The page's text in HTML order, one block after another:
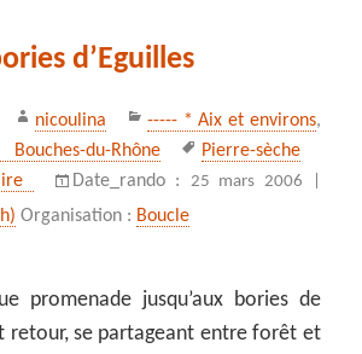
d’Eguilles
Auteur
nicoulina Catégories
----- * Aix et environs,
du-Rhône
Mots-
clés
Pierre-sèche
sur Les bories d’Eguilles
Date_rando : 25 mars 2006 |
Organisation : Boucle
promenade jusqu’aux bories de
retour, se partageant entre forêt et